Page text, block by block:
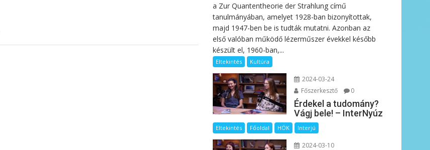
a Zur Quantentheorie der Strahlung című
tanulmányában, amelyet 1928-ban bizonyítottak,
majd 1947-ben be is tudták mutatni. Azonban az
első valóban működő lézerműszer évekkel később
készült el, 1960-ban,...
Eltekintés Kultúra
2024-03-24
Főszerkesztő
0
Érdekel a tudomány?
Vágj bele! – InterNyúz
Eltekintés Főoldal HÖK Interjú
2024-03-10